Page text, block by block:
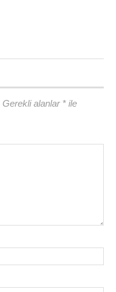
Gerekli alanlar * ile